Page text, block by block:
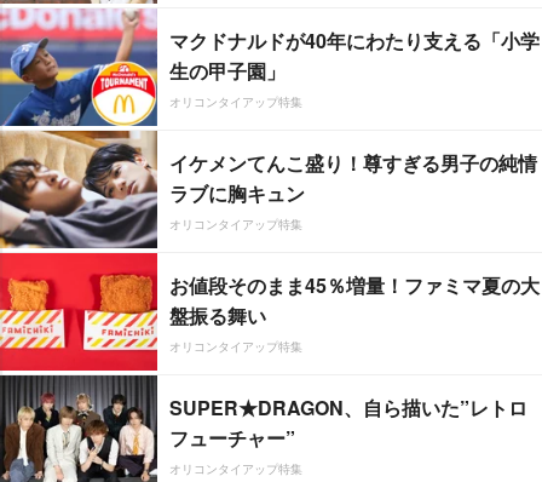
マクドナルドが40年にわたり支える「小学
生の甲子園」
オリコンタイアップ特集
イケメンてんこ盛り！尊すぎる男子の純情
ラブに胸キュン
オリコンタイアップ特集
お値段そのまま45％増量！ファミマ夏の大
盤振る舞い
オリコンタイアップ特集
SUPER★DRAGON、自ら描いた”レトロ
フューチャー”
オリコンタイアップ特集